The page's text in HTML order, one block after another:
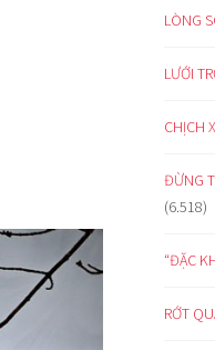
LÒNG
LƯỚI
CHỊCH
ĐỪNG
(6.518)
“ĐẶC
RỚT